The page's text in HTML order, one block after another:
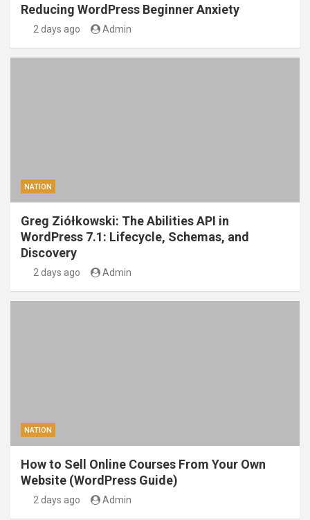
Reducing WordPress Beginner Anxiety
2 days ago Admin
NATION
Greg Ziółkowski: The Abilities API in
WordPress 7.1: Lifecycle, Schemas, and
Discovery
2 days ago Admin
NATION
How to Sell Online Courses From Your Own
Website (WordPress Guide)
2 days ago Admin